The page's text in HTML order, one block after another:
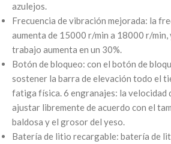
azulejos.
Frecuencia de vibración mejorada: la
aumenta de 15000 r/min a 18000 r/min,
trabajo aumenta en un 30%.
Botón de bloqueo: con el botón de
sostener la barra de elevación todo el
fatiga física. 6 engranajes: la velocidad
ajustar libremente de acuerdo con el
baldosa y el grosor del yeso.
Batería de litio recargable: batería de